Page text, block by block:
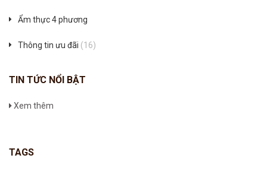
Ẩm thực 4 phương
Thông tin ưu đãi (16)
TIN TỨC NỔI BẬT
Xem thêm
TAGS